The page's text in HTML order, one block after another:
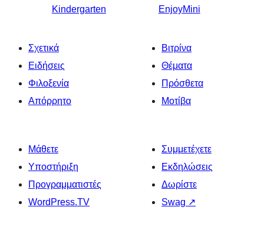
Kindergarten
EnjoyMini
Σχετικά
Ειδήσεις
Φιλοξενία
Απόρρητο
Βιτρίνα
Θέματα
Πρόσθετα
Μοτίβα
Μάθετε
Υποστήριξη
Προγραμματιστές
WordPress.TV
Συμμετέχετε
Εκδηλώσεις
Δωρίστε
Swag ↗